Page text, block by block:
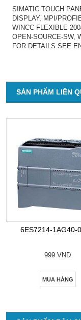
SIMATIC TOUCH
DISPLAY, MPI/
WINCC FLEXIBLE
OPEN-SOURCE-SW,
FOR DETAILS SEE
SẢN PHẨM LIÊN
6ES7214-1AG40-
999 VND
MUA HÀNG